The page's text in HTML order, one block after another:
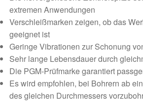
extremen Anwendungen
Verschleißmarken zeigen, ob das
geeignet ist
Geringe Vibrationen zur Schonung
Sehr lange Lebensdauer durch
Die PGM-Prüfmarke garantiert
Es wird empfohlen, bei Bohrern ab
des gleichen Durchmessers